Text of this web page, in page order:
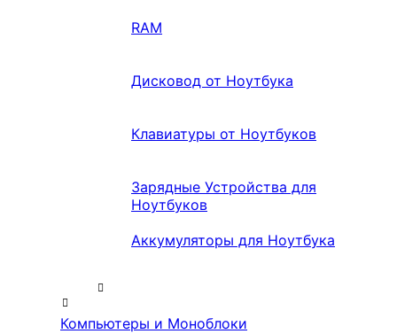
RAM
Дисковод от Ноутбука
Клавиатуры от Ноутбуков
Зарядные Устройства для
Ноутбуков
Аккумуляторы для Ноутбука
Компьютеры и Моноблоки